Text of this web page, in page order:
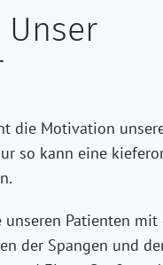
die Motivation
so kann eine
Patienten
der Spangen und